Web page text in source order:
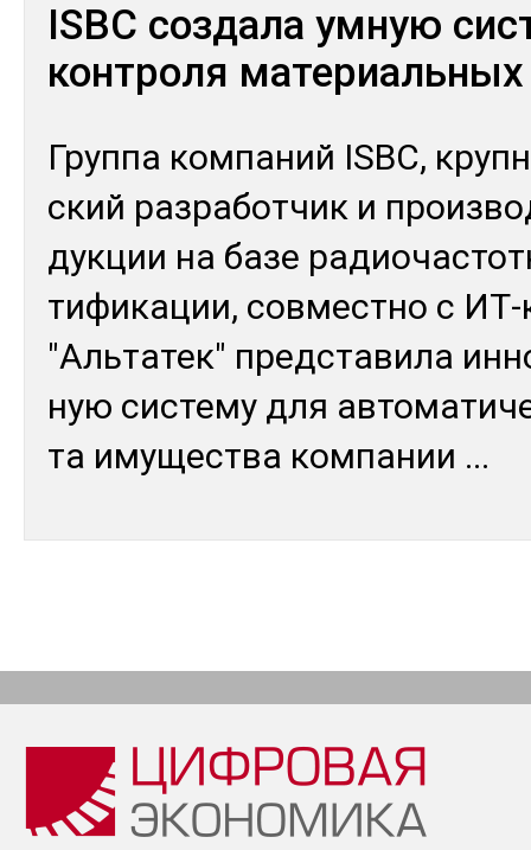
ISBC создала умную
контроля
Груп­па ком­па­ний ISBC,
ский раз­ра­бот­чик и
дук­ции на ба­зе
ти­фика­ции, сов­мес­тно с
"Аль­та­тек" пред­ста­вила
ную сис­те­му для
та иму­щес­тва ком­па­нии ...